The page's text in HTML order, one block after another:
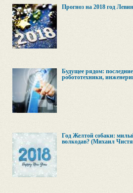
Прогноз на 2018 год
Будущее рядом:
робототехники,
Год Желтой собаки:
волкодав? (Михаил